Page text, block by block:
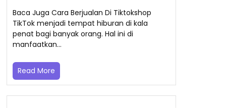
Baca Juga Cara Berjualan Di Tiktokshop
TikTok menjadi tempat hiburan di kala
penat bagi banyak orang. Hal ini di
manfaatkan…
Read More